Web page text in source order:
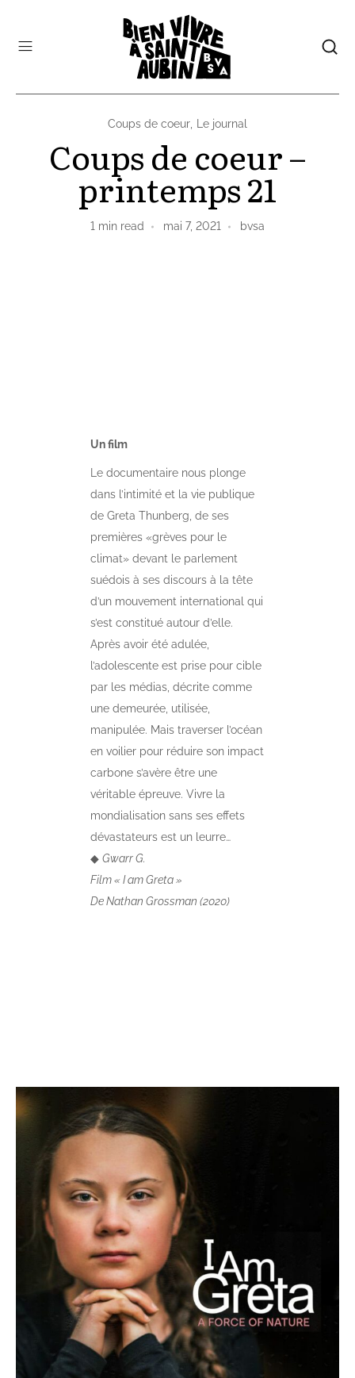
Coups de coeur, Le journal
Coups de coeur –
printemps 21
1 min read mai 7, 2021 bvsa
Un film
Le documentaire nous plonge
dans l’intimité et la vie publique
de Greta Thunberg, de ses
premières «grèves pour le
climat» devant le parlement
suédois à ses discours à la tête
d’un mouvement international qui
s’est constitué autour d’elle.
Après avoir été adulée,
l’adolescente est prise pour cible
par les médias, décrite comme
une demeurée, utilisée,
manipulée. Mais traverser l’océan
en voilier pour réduire son impact
carbone s’avère être une
véritable épreuve. Vivre la
mondialisation sans ses effets
dévastateurs est un leurre…
◆ Gwarr G.
Film « I am Greta »
De Nathan Grossman (2020)